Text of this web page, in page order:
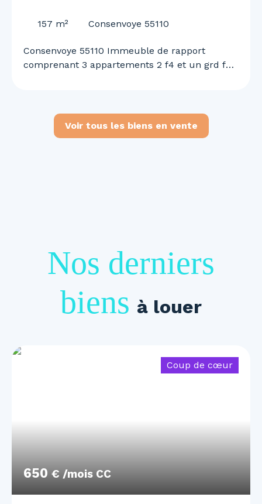
157 m² Consenvoye 55110
Consenvoye 55110 Immeuble de rapport
comprenant 3 appartements 2 f4 et un grd f2
Voir tous les biens en vente
Nos derniers
biens à louer
650 € /mois CC
Coup de cœur